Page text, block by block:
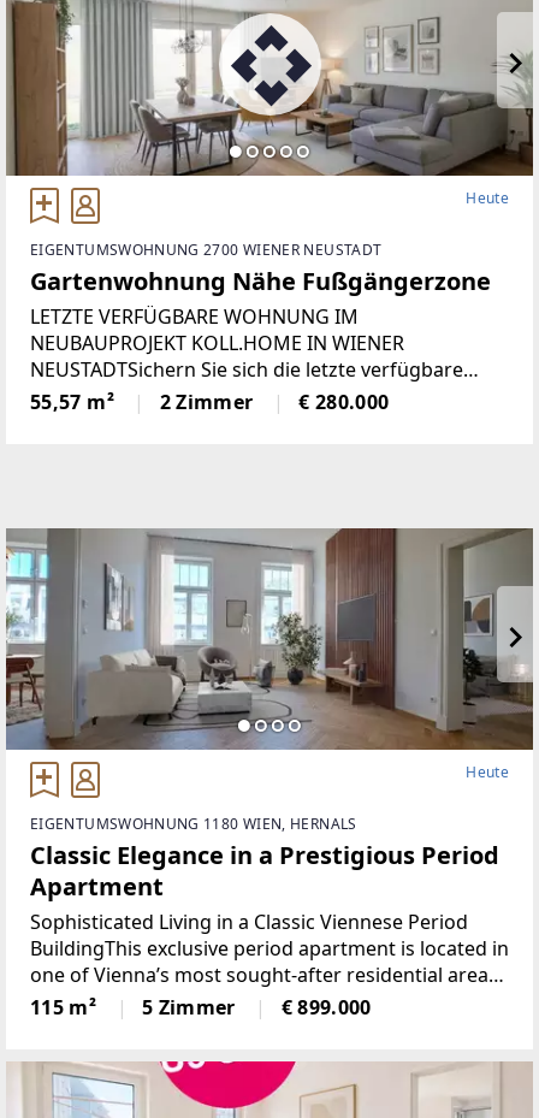
Heute
EIGENTUMSWOHNUNG 2700 WIENER NEUSTADT
Gartenwohnung Nähe Fußgängerzone
LETZTE VERFÜGBARE WOHNUNG IM
NEUBAUPROJEKT KOLL.HOME IN WIENER
NEUSTADTSichern Sie sich die letzte verfügbare
Eigentumswohnung im modernen Wohnbauprojekt
KOLL.home im beliebten Bahnhofsviertel von
55,57 m² 2 Zimmer € 280.000
Heute
EIGENTUMSWOHNUNG 1180 WIEN, HERNALS
Classic Elegance in a Prestigious Period
Apartment
Sophisticated Living in a Classic Viennese Period
BuildingThis exclusive period apartment is located in
one of Vienna’s most sought-after residential areas
– the 18th district, close to Gersthofer Platzl. Its
west-facing orientation ensures plenty
115 m² 5 Zimmer € 899.000